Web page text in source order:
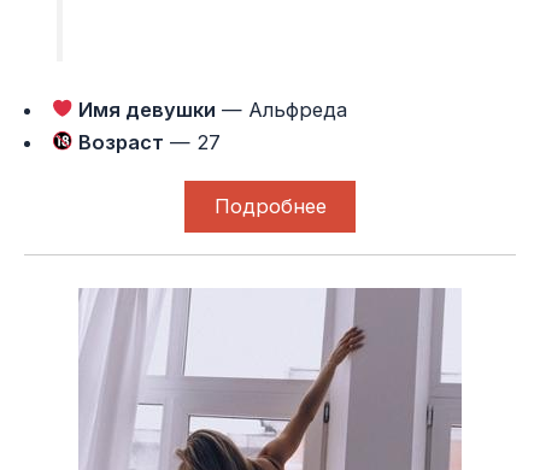
Имя девушки — Альфреда
Возраст — 27
Подробнее